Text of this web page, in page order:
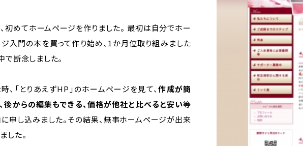
初めてホームページを作りました。 最初は自分でホー
入門の本を買って作り始め、1か月位取り組みました
で断念しました。
、「とりあえずHP」のホームページを見て、作成が簡
後からの編集もできる、価格が他社と比べると安い等
申し込みました。その結果、無事ホームページが出来
した。